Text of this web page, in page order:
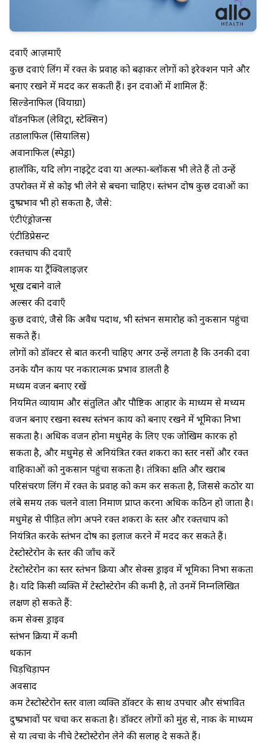
दवाएँ आज़माएँ
कुछ दवाएं लिंग में रक्त के प्रवाह को बढ़ाकर लोगों को इरेक्शन पाने और
बनाए रखने में मदद कर सकती हैं। इन दवाओं में शामिल हैं:
सिल्डेनाफिल (वियाग्रा)
वॉर्डनफिल (लेविट्रा, स्टेक्सिन)
तडालाफिल (सियालिस)
अवानाफिल (स्पेड्रा)
हालाँकि, यदि लोग नाइट्रेट दवा या अल्फा-ब्लॉकर्स भी लेते हैं तो उन्हें
उपरोक्त में से कोई भी लेने से बचना चाहिए। स्तंभन दोष कुछ दवाओं का
दुष्प्रभाव भी हो सकता है, जैसे:
एंटीएंड्रोजन्स
एंटीडिप्रेसन्ट
रक्तचाप की दवाएँ
शामक या ट्रैंक्विलाइज़र
भूख दबाने वाले
अल्सर की दवाएँ
कुछ दवाएं, जैसे कि अवैध पदार्थ, भी स्तंभन समारोह को नुकसान पहुंचा
सकते हैं।
लोगों को डॉक्टर से बात करनी चाहिए अगर उन्हें लगता है कि उनकी दवा
उनके यौन कार्य पर नकारात्मक प्रभाव डालती है
मध्यम वजन बनाए रखें
नियमित व्यायाम और संतुलित और पौष्टिक आहार के माध्यम से मध्यम
वजन बनाए रखना स्वस्थ स्तंभन कार्य को बनाए रखने में भूमिका निभा
सकता है। अधिक वजन होना मधुमेह के लिए एक जोखिम कारक हो
सकता है, और मधुमेह से अनियंत्रित रक्त शर्करा का स्तर नसों और रक्त
वाहिकाओं को नुकसान पहुंचा सकता है। तंत्रिका क्षति और खराब
परिसंचरण लिंग में रक्त के प्रवाह को कम कर सकता है, जिससे कठोर या
लंबे समय तक चलने वाला निर्माण प्राप्त करना अधिक कठिन हो जाता है।
मधुमेह से पीड़ित लोग अपने रक्त शर्करा के स्तर और रक्तचाप को
नियंत्रित करके स्तंभन दोष का इलाज करने में मदद कर सकते हैं।
टेस्टोस्टेरोन के स्तर की जाँच करें
टेस्टोस्टेरोन का स्तर स्तंभन क्रिया और सेक्स ड्राइव में भूमिका निभा सकता
है। यदि किसी व्यक्ति में टेस्टोस्टेरोन की कमी है, तो उनमें निम्नलिखित
लक्षण हो सकते हैं:
कम सेक्स ड्राइव
स्तंभन क्रिया में कमी
थकान
चिड़चिड़ापन
अवसाद
कम टेस्टोस्टेरोन स्तर वाला व्यक्ति डॉक्टर के साथ उपचार और संभावित
दुष्प्रभावों पर चर्चा कर सकता है। डॉक्टर लोगों को मुंह से, नाक के माध्यम
से या त्वचा के नीचे टेस्टोस्टेरोन लेने की सलाह दे सकते हैं।